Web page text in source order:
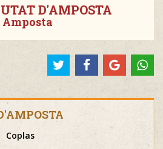
D'AMPOSTA
Amposta
Coplas